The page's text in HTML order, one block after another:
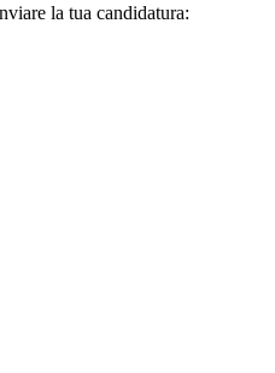
la tua candidatura: